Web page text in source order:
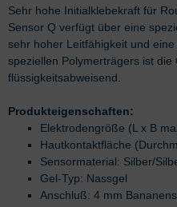
Sehr hohe Initialklebekraft für
Sensor Q verfügt über eine
sehr hoher Leitfähigkeit und
speziellen Polymerträgers ist die
flüssigkeitsabweisend.
Produkteigenschaften:
Elektrodengröße (L x B
Hautkontaktfläche
Sensormaterial: Silber/
Gel-Typ: Nassgel
Anschluß: 4 mm